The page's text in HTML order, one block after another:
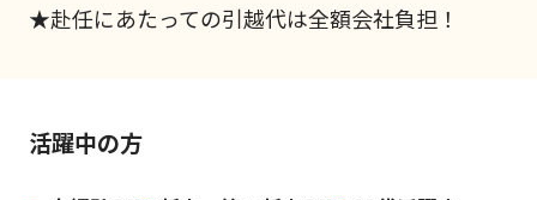
★赴任にあたっての引越代は全額会社負担！
活躍中の方